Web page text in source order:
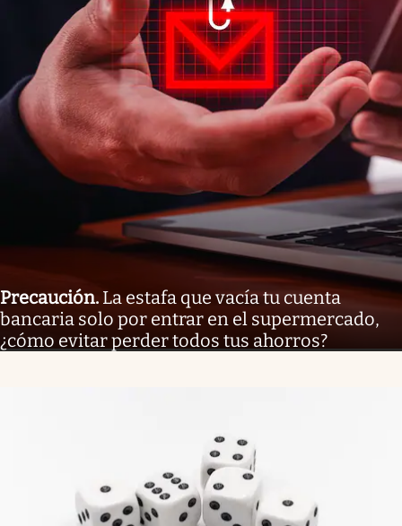
Precaución. La estafa que vacía tu cuenta
bancaria solo por entrar en el supermercado,
¿cómo evitar perder todos tus ahorros?